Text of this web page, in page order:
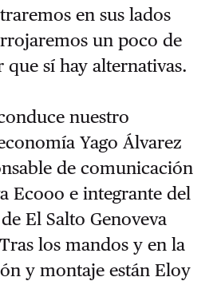
en sus lados
un poco de
sí hay alternativas.
nuestro
Yago Álvarez
de comunicación
Ecooo e integrante del
El Salto Genoveva
los mandos y en la
y montaje están Eloy